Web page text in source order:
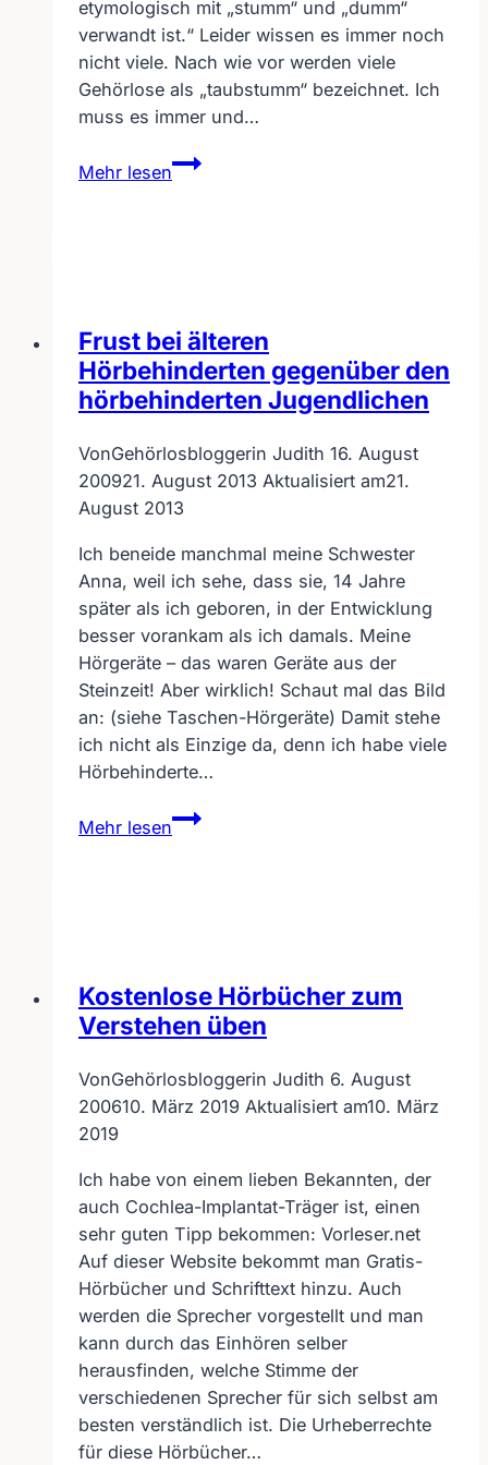
etymologisch mit „stumm“ und „dumm“
verwandt ist.“ Leider wissen es immer noch
nicht viele. Nach wie vor werden viele
Gehörlose als „taubstumm“ bezeichnet. Ich
muss es immer und…
Mehr lesen
Warum
ist
Frust bei älteren
Hörbehinderten gegenüber den
hörbehinderten Jugendlichen
VonGehörlosbloggerin Judith 16. August
200921. August 2013 Aktualisiert am21.
August 2013
Ich beneide manchmal meine Schwester
Anna, weil ich sehe, dass sie, 14 Jahre
später als ich geboren, in der Entwicklung
besser vorankam als ich damals. Meine
Hörgeräte – das waren Geräte aus der
Steinzeit! Aber wirklich! Schaut mal das Bild
an: (siehe Taschen-Hörgeräte) Damit stehe
ich nicht als Einzige da, denn ich habe viele
Hörbehinderte…
Mehr lesen
Frust
bei
Jugendlichen
Kostenlose Hörbücher zum
Verstehen üben
VonGehörlosbloggerin Judith 6. August
200610. März 2019 Aktualisiert am10. März
2019
Ich habe von einem lieben Bekannten, der
auch Cochlea-Implantat-Träger ist, einen
sehr guten Tipp bekommen: Vorleser.net
Auf dieser Website bekommt man Gratis-
Hörbücher und Schrifttext hinzu. Auch
werden die Sprecher vorgestellt und man
kann durch das Einhören selber
herausfinden, welche Stimme der
verschiedenen Sprecher für sich selbst am
besten verständlich ist. Die Urheberrechte
für diese Hörbücher…